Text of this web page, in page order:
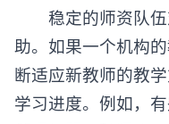
稳定的师资队伍
助。如果一个机构
断适应新教师的教
学习进度。例如，